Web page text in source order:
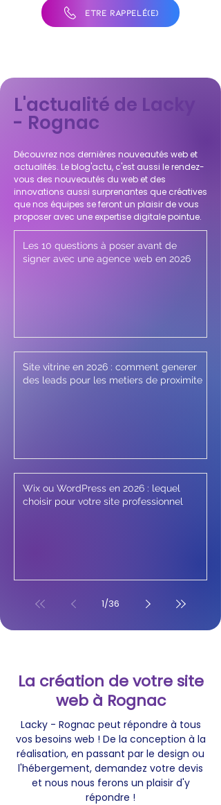
ÊTRE RAPPELÉ(E)
L'actualité de Lacky
- Rognac
Découvrez nos dernières nouveautés web et
actualités. Le blog'actu, c'est aussi le rendez-
vous des nouveautés du web et des
innovations aussi surprenantes que créatives
que nos équipes se feront un plaisir de vous
proposer avec une expertise digitale pointue.
Les 10 questions à poser avant de
signer avec une agence web en 2026
Site vitrine en 2026 : comment generer
des leads pour les metiers de proximite
Wix ou WordPress en 2026 : lequel
choisir pour votre site professionnel
1/36
La création de votre site
web à Rognac
Lacky - Rognac peut répondre à tous
vos besoins web ! De la conception à la
réalisation, en passant par le design ou
l'hébergement, demandez votre devis
et nous nous ferons un plaisir d'y
répondre !